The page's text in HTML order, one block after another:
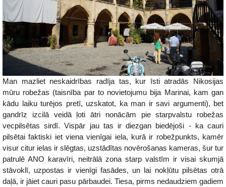
Man mazliet neskaidrības radīja tas, kur īsti atradās Nikosijas
mūru robežas (taisnība par to novietojumu bija Marinai, kam gan
kādu laiku turējos pretī, uzskatot, ka man ir savi argumenti), bet
gandrīz izcilā veidā ļoti ātri nonācām pie starpvalstu robežas
vecpilsētas sirdī. Vispār jau tas ir diezgan biedējoši - ka cauri
pilsētai faktiski iet viena vienīgai iela, kurā ir robežpunkts, kamēr
visur citur ielas ir slēgtas, uzstādītas novērošanas kameras, šur tur
patrulē ANO karavīri, neitrālā zona starp valstīm ir visai skumjā
stāvoklī, uzpostas ir vienīgi fasādes, un lai nokļūtu pilsētas otrā
daļā, ir jāiet cauri pasu pārbaudei. Tiesa, pirms nedaudziem gadiem